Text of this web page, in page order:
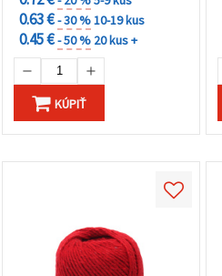
0.63 €- 30 %10-19 kus
0.45 €- 50 % 20 kus +
KÚPIŤ